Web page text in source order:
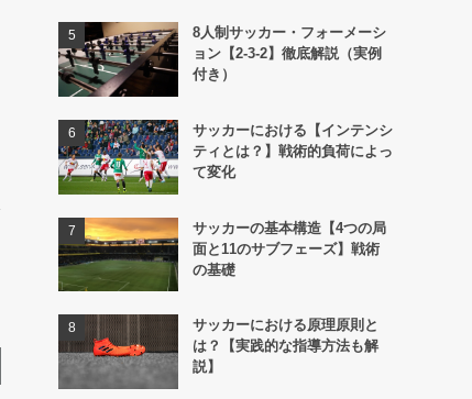
8人制サッカー・フォーメーシ
ョン【2-3-2】徹底解説（実例
付き）
サッカーにおける【インテンシ
ティとは？】戦術的負荷によっ
て変化
サッカーの基本構造【4つの局
面と11のサブフェーズ】戦術
の基礎
サッカーにおける原理原則と
は？【実践的な指導方法も解
説】